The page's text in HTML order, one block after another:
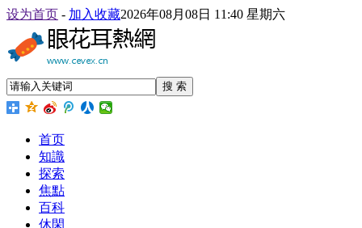
设为首页 - 加入收藏2026年08月08日 11:40 星期六
搜 索
首页
知識
探索
焦點
百科
休閑